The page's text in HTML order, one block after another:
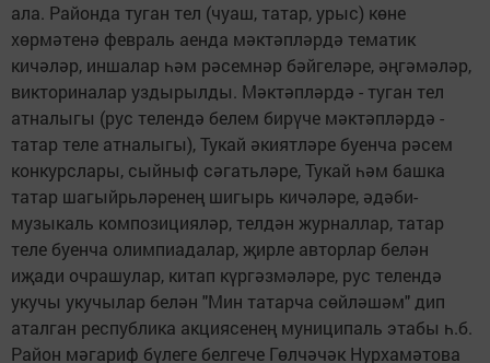
ала. Районда туган тел (чуаш, татар, урыс) көне
хөрмәтенә февраль аенда мәктәпләрдә тематик
кичәләр, иншалар һәм рәсемнәр бәйгеләре, әңгәмәләр,
викториналар уздырылды. Мәктәпләрдә - туган тел
атналыгы (рус телендә белем бирүче мәктәпләрдә -
татар теле атналыгы), Тукай әкиятләре буенча рәсем
конкурслары, сыйныф сәгатьләре, Тукай һәм башка
татар шагыйрьләренең шигырь кичәләре, әдәби-
музыкаль композицияләр, телдән журналлар, татар
теле буенча олимпиадалар, җирле авторлар белән
иҗади очрашулар, китап күргәзмәләре, рус телендә
укучы укучылар белән "Мин татарча сөйләшәм" дип
аталган республика акциясенең муниципаль этабы һ.б.
Район мәгариф бүлеге белгече Гөлчәчәк Нурхамәтова